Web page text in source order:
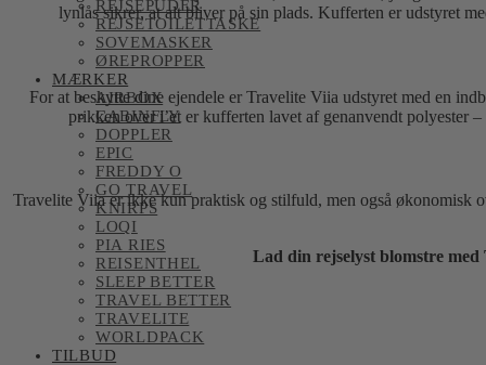
REJSEPUDER
REJSETOILETTASKE
SOVEMASKER
ØREPROPPER
MÆRKER
AIRBOX
CABINFLY
DOPPLER
EPIC
FREDDY O
GO TRAVEL
KNIRPS
LOQI
PIA RIES
REISENTHEL
SLEEP BETTER
TRAVEL BETTER
TRAVELITE
WORLDPACK
TILBUD
lynlås sikrer, at alt bliver på sin plads. Kufferten er udstyret
For at beskytte dine ejendele er Travelite Viia udstyret med en
prikken over i’et er kufferten lavet af genanvendt polyester
Travelite Viia er ikke kun praktisk og stilfuld, men også
Lad din rejselyst blomstre